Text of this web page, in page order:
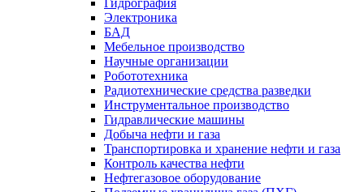
Гидрография
Электроника
БАД
Мебельное производство
Научные организации
Робототехника
Радиотехнические средства разведки
Инструментальное производство
Гидравлические машины
Добыча нефти и газа
Транспортировка и хранение нефти и газа
Контроль качества нефти
Нефтегазовое оборудование